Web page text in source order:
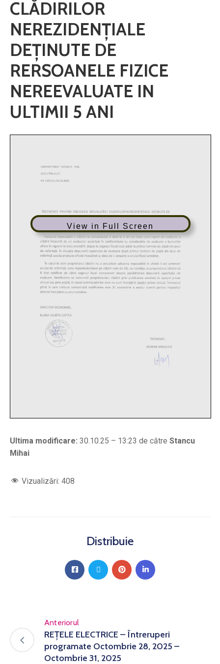
CLĂDIRILOR
NEREZIDENŢIALE
DEŢINUTE DE
RERSOANELE FIZICE
NEREEVALUATE IN
ULTIMII 5 ANI
View in Full Screen
Ultima modificare: 30.10.25 – 13:23 de către Stancu
Mihai
Vizualizări: 408
Distribuie
Anteriorul
REȚELE ELECTRICE – Întreruperi
programate Octombrie 28, 2025 –
Octombrie 31, 2025